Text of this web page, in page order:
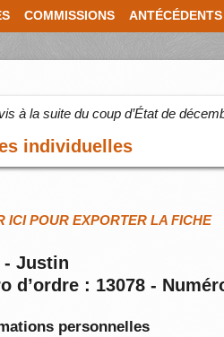
COMMISSIONS ANTÉCÉDENTS
à la suite du coup d’État de
individuelles
ICI POUR EXPORTER LA FICHE
Justin
d’ordre : 13078 -
personnelles